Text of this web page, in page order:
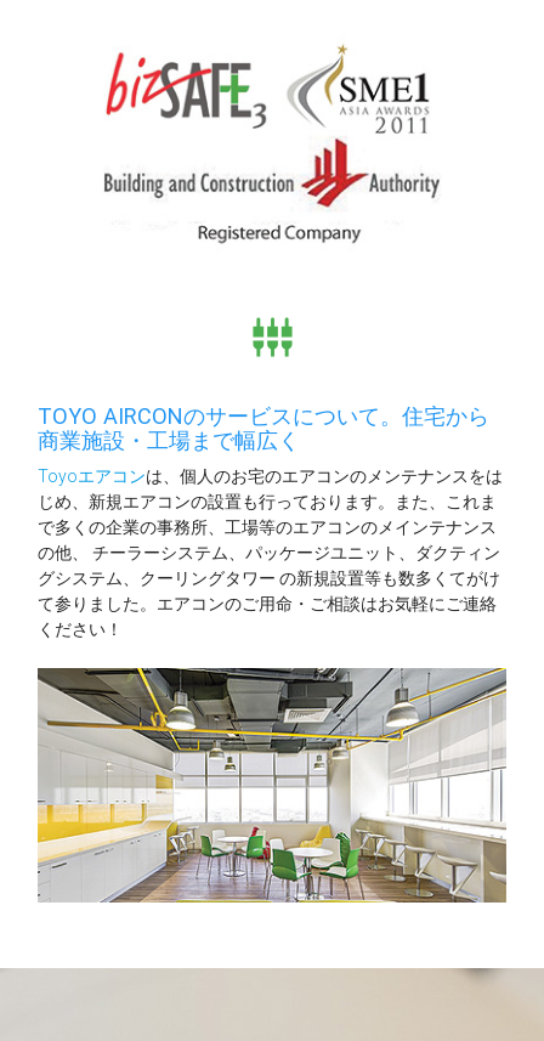
settings_input_component
TOYO AIRCONのサービスについて。住宅から
商業施設・工場まで幅広く
Toyoエアコンは、個人のお宅のエアコンのメンテナンスをは
じめ、新規エアコンの設置も行っております。また、これま
で多くの企業の事務所、工場等のエアコンのメインテナンス
の他、 チーラーシステム、パッケージユニット、ダクティン
グシステム、クーリングタワー の新規設置等も数多くてがけ
て参りました。エアコンのご用命・ご相談はお気軽にご連絡
ください！